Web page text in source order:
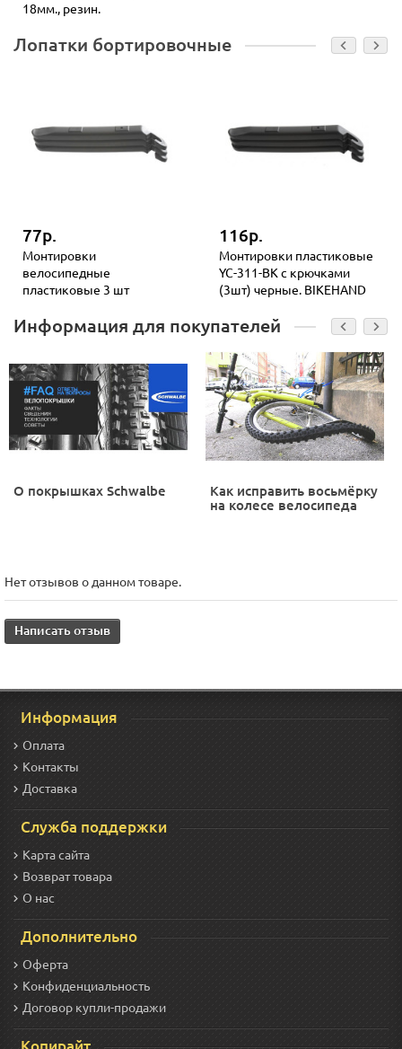
18мм., резин.
Лопатки бортировочные
77р.
Монтировки
велосипедные
пластиковые 3 шт
116р.
Монтировки пластиковые
YC-311-BK с крючками
(3шт) черные. BIKEHAND
Информация для покупателей
О покрышках Schwalbe
Как исправить восьмёрку
на колесе велосипеда
Нет отзывов о данном товаре.
Написать отзыв
Информация
Оплата
Контакты
Доставка
Служба поддержки
Карта сайта
Возврат товара
О нас
Дополнительно
Оферта
Конфиденциальность
Договор купли-продажи